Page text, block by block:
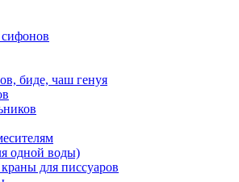
биде, чаш генуя
одной воды)
для писсуаров